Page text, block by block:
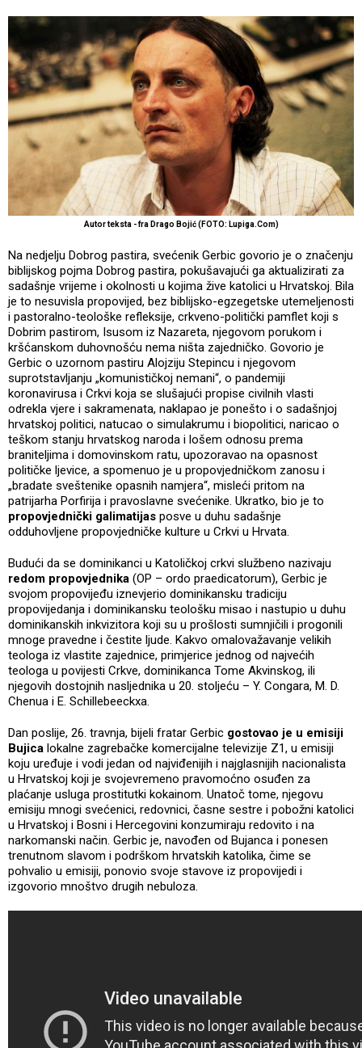
Autor teksta - fra Drago Bojić (FOTO: Lupiga.Com)
Na nedjelju Dobrog pastira, svećenik Gerbic govorio je o značenju
biblijskog pojma Dobrog pastira, pokušavajući ga aktualizirati za
sadašnje vrijeme i okolnosti u kojima žive katolici u Hrvatskoj. Bila
je to nesuvisla propovijed, bez biblijsko-egzegetske utemeljenosti
i pastoralno-teološke refleksije, crkveno-politički pamflet koji s
Dobrim pastirom, Isusom iz Nazareta, njegovom porukom i
kršćanskom duhovnošću nema ništa zajedničko. Govorio je
Gerbic o uzornom pastiru Alojziju Stepincu i njegovom
suprotstavljanju „komunističkoj nemani“, o pandemiji
koronavirusa i Crkvi koja se slušajući propise civilnih vlasti
odrekla vjere i sakramenata, naklapao je ponešto i o sadašnjoj
hrvatskoj politici, natucao o simulakrumu i biopolitici, naricao o
teškom stanju hrvatskog naroda i lošem odnosu prema
braniteljima i domovinskom ratu, upozoravao na opasnost
političke ljevice, a spomenuo je u propovjedničkom zanosu i
„bradate sveštenike opasnih namjera“, misleći pritom na
patrijarha Porfirija i pravoslavne svećenike. Ukratko, bio je to
propovjednički galimatijas posve u duhu sadašnje
odduhovljene propovjedničke kulture u Crkvi u Hrvata.
Budući da se dominikanci u Katoličkoj crkvi službeno nazivaju
redom propovjednika (OP – ordo praedicatorum), Gerbic je
svojom propovijeđu iznevjerio dominikansku tradiciju
propovijedanja i dominikansku teološku misao i nastupio u duhu
dominikanskih inkvizitora koji su u prošlosti sumnjičili i progonili
mnoge pravedne i čestite ljude. Kakvo omalovažavanje velikih
teologa iz vlastite zajednice, primjerice jednog od najvećih
teologa u povijesti Crkve, dominikanca Tome Akvinskog, ili
njegovih dostojnih nasljednika u 20. stoljeću – Y. Congara, M. D.
Chenua i E. Schillebeeckxa.
Dan poslije, 26. travnja, bijeli fratar Gerbic gostovao je u emisiji
Bujica lokalne zagrebačke komercijalne televizije Z1, u emisiji
koju uređuje i vodi jedan od najviđenijih i najglasnijih nacionalista
u Hrvatskoj koji je svojevremeno pravomoćno osuđen za
plaćanje usluga prostitutki kokainom. Unatoč tome, njegovu
emisiju mnogi svećenici, redovnici, časne sestre i pobožni katolici
u Hrvatskoj i Bosni i Hercegovini konzumiraju redovito i na
narkomanski način. Gerbic je, navođen od Bujanca i ponesen
trenutnom slavom i podrškom hrvatskih katolika, čime se
pohvalio u emisiji, ponovio svoje stavove iz propovijedi i
izgovorio mnoštvo drugih nebuloza.